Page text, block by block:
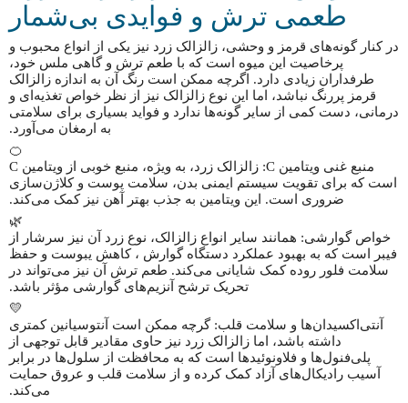
طعمی ترش و فوایدی بی‌شمار
در کنار گونه‌های قرمز و وحشی، زالزالک زرد نیز یکی از انواع محبوب و
پرخاصیت این میوه است که با طعم ترش و گاهی ملس خود،
طرفداران زیادی دارد. اگرچه ممکن است رنگ آن به اندازه زالزالک
قرمز پررنگ نباشد، اما این نوع زالزالک نیز از نظر خواص تغذیه‌ای و
درمانی، دست کمی از سایر گونه‌ها ندارد و فواید بسیاری برای سلامتی
به ارمغان می‌آورد.
🍊
منبع غنی ویتامین C: زالزالک زرد، به ویژه، منبع خوبی از ویتامین C
است که برای تقویت سیستم ایمنی بدن، سلامت پوست و کلاژن‌سازی
ضروری است. این ویتامین به جذب بهتر آهن نیز کمک می‌کند.
🌿
خواص گوارشی: همانند سایر انواع زالزالک، نوع زرد آن نیز سرشار از
فیبر است که به بهبود عملکرد دستگاه گوارش ، کاهش یبوست و حفظ
سلامت فلور روده کمک شایانی می‌کند. طعم ترش آن نیز می‌تواند در
تحریک ترشح آنزیم‌های گوارشی مؤثر باشد.
💛
آنتی‌اکسیدان‌ها و سلامت قلب: گرچه ممکن است آنتوسیانین کمتری
داشته باشد، اما زالزالک زرد نیز حاوی مقادیر قابل توجهی از
پلی‌فنول‌ها و فلاونوئیدها است که به محافظت از سلول‌ها در برابر
آسیب رادیکال‌های آزاد کمک کرده و از سلامت قلب و عروق حمایت
می‌کند.